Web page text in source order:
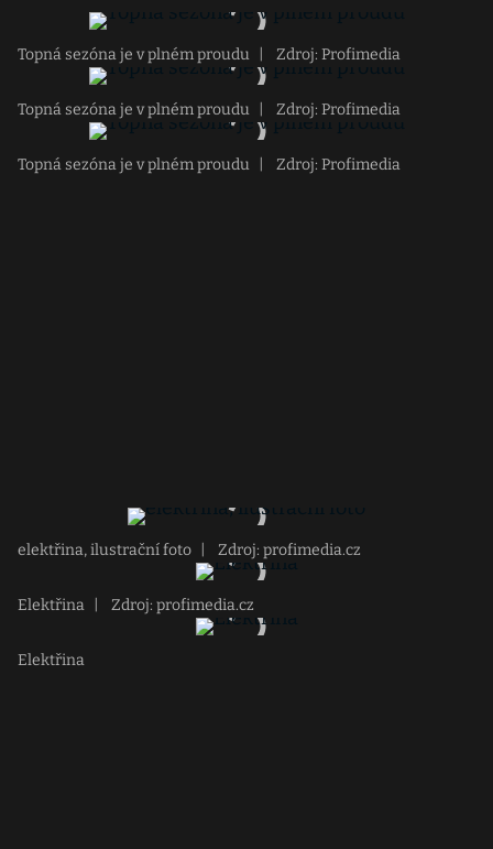
Topná sezóna je v plném proudu Zdroj: Profimedia
Topná sezóna je v plném proudu Zdroj: Profimedia
Topná sezóna je v plném proudu Zdroj: Profimedia
elektřina, ilustrační foto Zdroj: profimedia.cz
Elektřina Zdroj: profimedia.cz
Elektřina